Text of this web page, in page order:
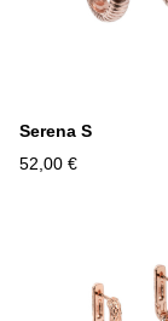
Serena S
52,00 €